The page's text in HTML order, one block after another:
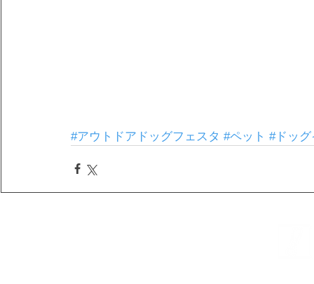
#アウトドアドッグフェスタ #ペット #ドッ